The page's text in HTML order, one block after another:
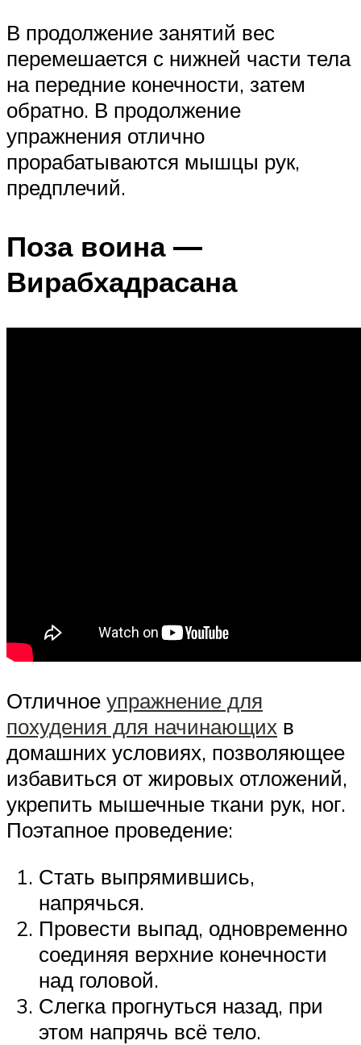
В продолжение занятий вес
перемешается с нижней части тела
на передние конечности, затем
обратно. В продолжение
упражнения отлично
прорабатываются мышцы рук,
предплечий.
Поза воина —
Вирабхадрасана
Отличное упражнение для
похудения для начинающих в
домашних условиях, позволяющее
избавиться от жировых отложений,
укрепить мышечные ткани рук, ног.
Поэтапное проведение:
Стать выпрямившись,
напрячься.
Провести выпад, одновременно
соединяя верхние конечности
над головой.
Слегка прогнуться назад, при
этом напрячь всё тело.